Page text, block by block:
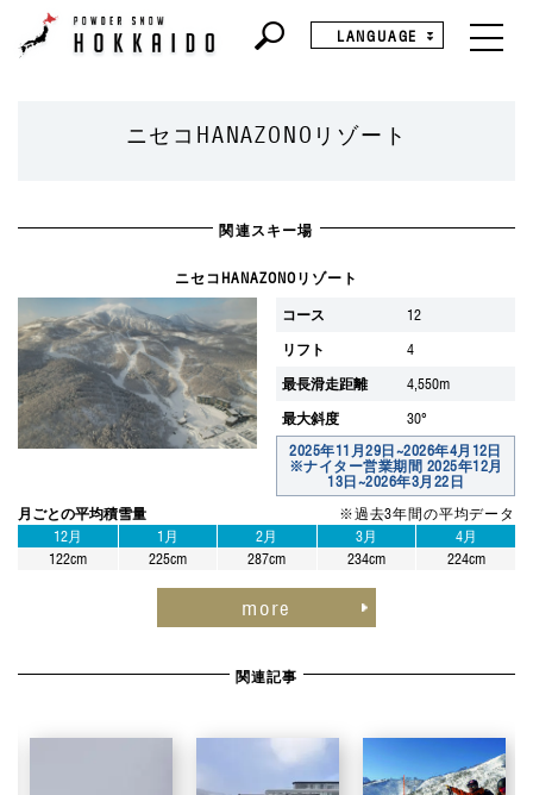
LANGUAGE
ニセコHANAZONOリゾート
関連スキー場
ニセコHANAZONOリゾート
コース
12
リフト
4
最長滑走距離
4,550m
最大斜度
30°
2025年11月29日~2026年4月12日
※ナイター営業期間 2025年12月
13日~2026年3月22日
月ごとの平均積雪量
※過去3年間の平均データ
12月
122cm
1月
225cm
2月
287cm
3月
234cm
4月
224cm
more
関連記事